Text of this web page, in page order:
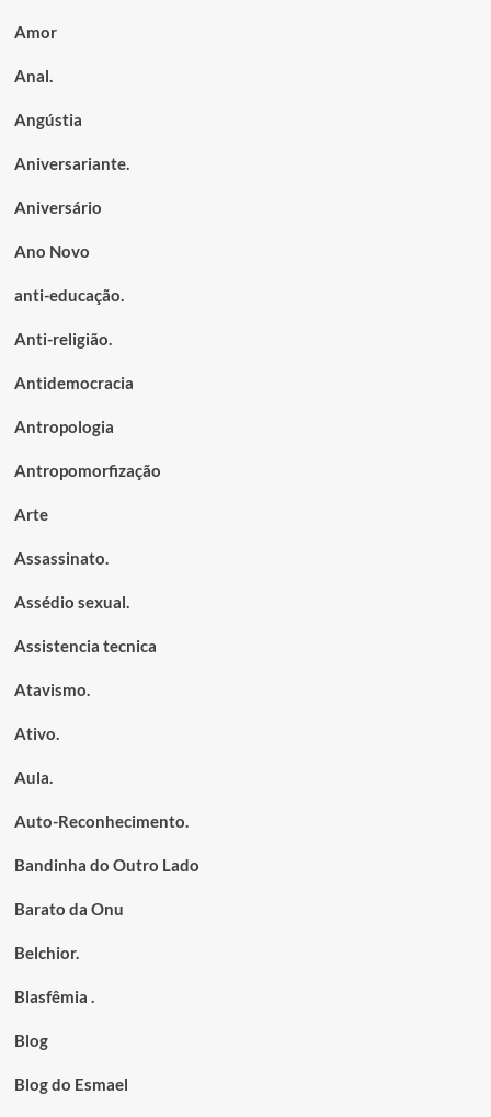
Amor
Anal.
Angústia
Aniversariante.
Aniversário
Ano Novo
anti-educação.
Anti-religião.
Antidemocracia
Antropologia
Antropomorfização
Arte
Assassinato.
Assédio sexual.
Assistencia tecnica
Atavismo.
Ativo.
Aula.
Auto-Reconhecimento.
Bandinha do Outro Lado
Barato da Onu
Belchior.
Blasfêmia .
Blog
Blog do Esmael